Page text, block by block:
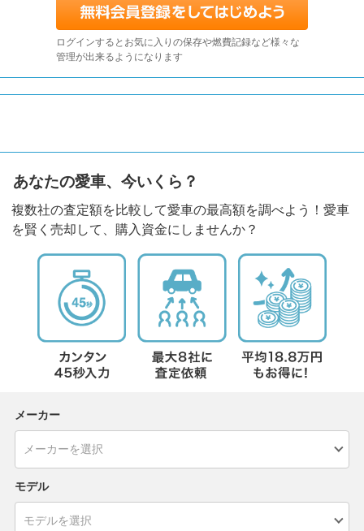
ログインするとお気に入りの保存や燃費記録など様々な
管理が出来るようになります
あなたの愛車、今いくら？
複数社の査定額を比較して愛車の最高額を調べよう！愛車
を賢く売却して、購入資金にしませんか？
メーカー
モデル